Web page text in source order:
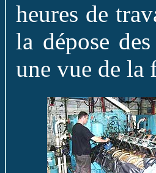
heures de
la dépose
une vue de la